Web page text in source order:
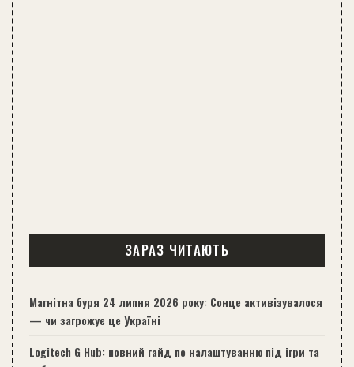
ЗАРАЗ ЧИТАЮТЬ
Магнітна буря 24 липня 2026 року: Сонце активізувалося
— чи загрожує це Україні
Logitech G Hub: повний гайд по налаштуванню під ігри та